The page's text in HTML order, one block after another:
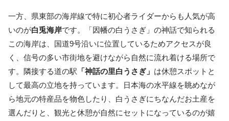
一方、県東部の海岸線で特に初心者ライダーからも人気が高
いのが白兎海岸です。「因幡の白うさぎ」の神話で知られる
この海岸は、国道9号沿いに位置しているためアクセスが良
く、信号の多い市街地を避けながら自然に流れ着ける場所で
す。隣接する道の駅 「神話の里白うさぎ」 は休憩スポットと
して最高の立地を持っています。日本海の水平線を眺めなが
ら地元の特産品を物色したり、白うさぎにちなんだお土産を
選んだりと、観光と休憩が自然にセットになっているのが嬉